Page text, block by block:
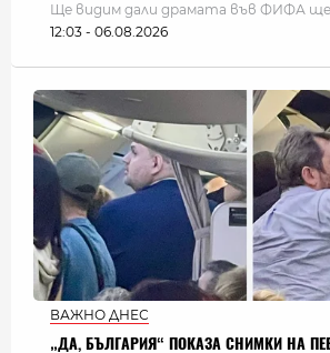
Ще видим дали драмата във ФИФА
12:03 - 06.08.2026
ВАЖНО ДНЕС
„ДА, БЪЛГАРИЯ“ ПОКАЗА СНИМКИ НА